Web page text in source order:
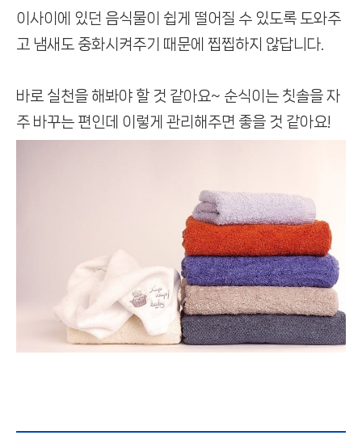
이사이에 있던 음식물이 쉽게 떨어질 수 있도록 도와주
고 냄새도 중화시켜주기 때문에 찝찝하지 않답니다.
바로 실천을 해봐야 할 것 같아요~ 순식이는 칫솔을 자
주 바꾸는 편인데 이렇게 관리해주면 좋을 것 같아요!